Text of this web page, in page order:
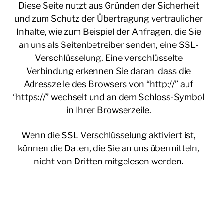
Diese Seite nutzt aus Gründen der Sicherheit
und zum Schutz der Übertragung vertraulicher
Inhalte, wie zum Beispiel der Anfragen, die Sie
an uns als Seitenbetreiber senden, eine SSL-
Verschlüsselung. Eine verschlüsselte
Verbindung erkennen Sie daran, dass die
Adresszeile des Browsers von “http://” auf
“https://” wechselt und an dem Schloss-Symbol
in Ihrer Browserzeile.
Wenn die SSL Verschlüsselung aktiviert ist,
können die Daten, die Sie an uns übermitteln,
nicht von Dritten mitgelesen werden.